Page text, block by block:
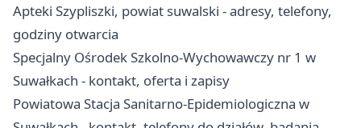
Apteki Szypliszki, powiat suwalski - adresy, telefony,
godziny otwarcia
Specjalny Ośrodek Szkolno-Wychowawczy nr 1 w
Suwałkach - kontakt, oferta i zapisy
Powiatowa Stacja Sanitarno-Epidemiologiczna w